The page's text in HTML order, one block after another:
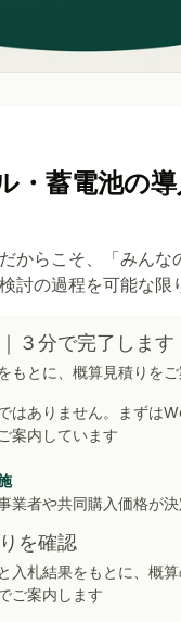
・蓄電池の
からこそ、「みんな
討の過程を可能な限
３分で完了します
もとに、概算見積りを
はありません。まずは
案内しています
業者や共同購入価格が
を確認
入札結果をもとに、概
ご案内します